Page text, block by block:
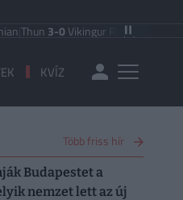
3-0Vikingur Reykjavik PAOK
KVÍZ
Több friss hír
Budapestet a
nemzet lett az új